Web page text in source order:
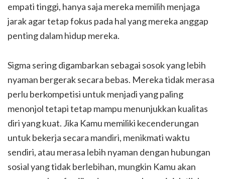
empati tinggi, hanya saja mereka memilih menjaga
jarak agar tetap fokus pada hal yang mereka anggap
penting dalam hidup mereka.
Sigma sering digambarkan sebagai sosok yang lebih
nyaman bergerak secara bebas. Mereka tidak merasa
perlu berkompetisi untuk menjadi yang paling
menonjol tetapi tetap mampu menunjukkan kualitas
diri yang kuat. Jika Kamu memiliki kecenderungan
untuk bekerja secara mandiri, menikmati waktu
sendiri, atau merasa lebih nyaman dengan hubungan
sosial yang tidak berlebihan, mungkin Kamu akan